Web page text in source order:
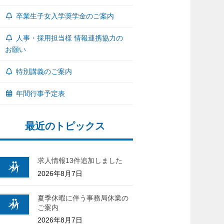
卒業生子女入学奨学金のご案内
人事・採用担当様 情報連携協力の
お願い
特別講義のご案内
年間行事予定表
最近のトピックス
求人情報13件追加しました
2026年8月7日
夏季休暇に伴う事務局休業の
ご案内
2026年8月7日